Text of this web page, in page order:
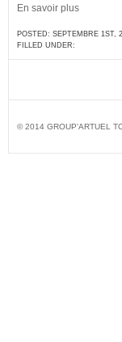
En savoir plus
POSTED: SEPTEMBRE 1ST,
FILLED UNDER:
© 2014 GROUP'ARTUEL